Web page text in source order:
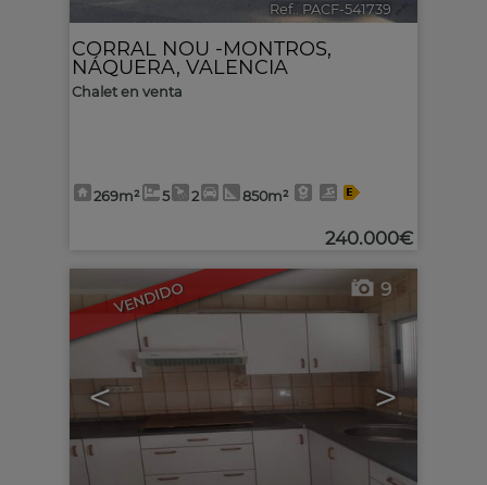
Ref.. PACF-541739
CORRAL NOU -MONTROS,
NÁQUERA, VALENCIA
Chalet en venta
269m² 5 2 850m²
240.000€
VENDIDO
< >
9